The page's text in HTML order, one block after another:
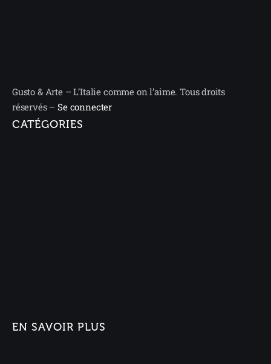
Gusto & Arte – L’Italie comme on l’aime. Tous droits
réservés –Se connecter
CATÉGORIES
EN SAVOIR PLUS